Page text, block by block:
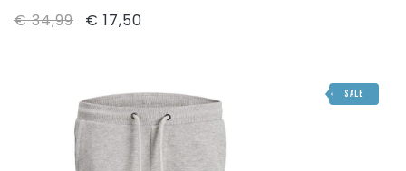
€34,99
Il
era:
€ 34,99.
€ 17,50
è:
€ 17,50.
SALE